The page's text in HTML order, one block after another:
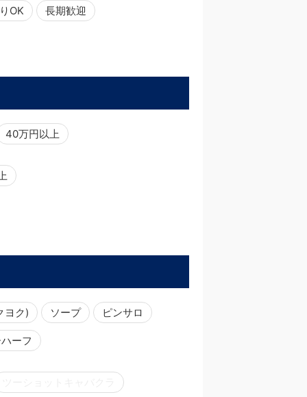
OK 長期歓迎
40万円以上
ヨク) ソープ ピンサロ
ーフ